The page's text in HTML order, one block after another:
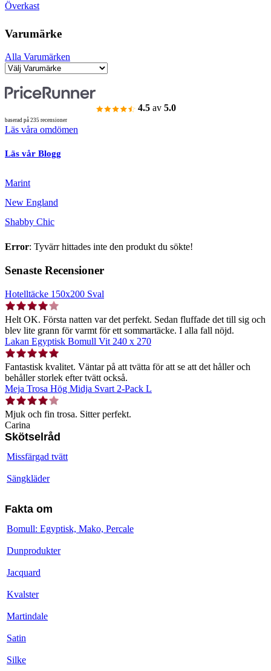
Överkast
Varumärke
Alla Varumärken
4.5 av 5.0
baserad på 235 recensioner
Läs våra omdömen
Läs vår Blogg
Marint
New England
Shabby Chic
Error: Tyvärr hittades inte den produkt du sökte!
Senaste Recensioner
Hotelltäcke 150x200 Sval
Helt OK. Första natten var det perfekt. Sedan fluffade det till sig och
blev lite grann för varmt för ett sommartäcke. I alla fall nöjd.
Lakan Egyptisk Bomull Vit 240 x 270
Fantastisk kvalitet. Väntar på att tvätta för att se att det håller och
behåller storlek efter tvätt också.
Meja Trosa Hög Midja Svart 2-Pack L
Mjuk och fin trosa. Sitter perfekt.
Carina
Skötselråd
Missfärgad tvätt
Sängkläder
Fakta om
Bomull: Egyptisk, Mako, Percale
Dunprodukter
Jacquard
Kvalster
Martindale
Satin
Silke